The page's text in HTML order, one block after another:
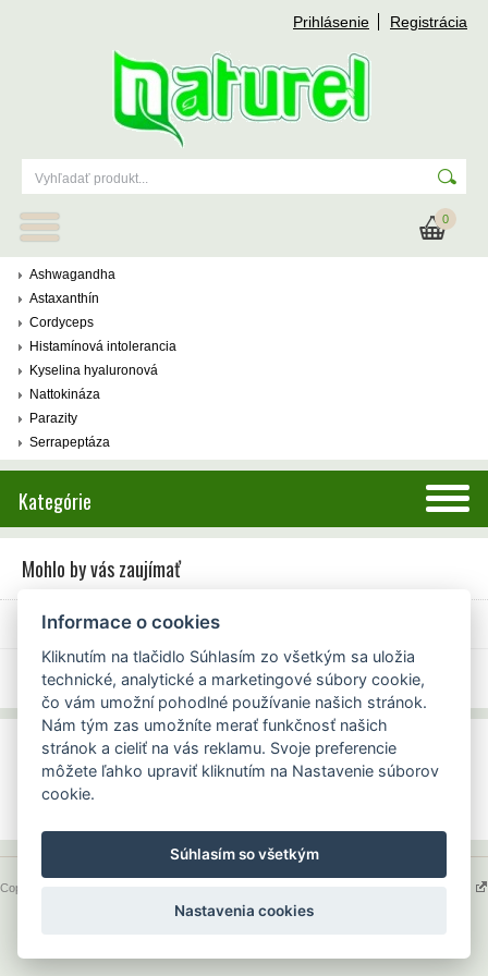
Prihlásenie Registrácia
0
Ashwagandha
Astaxanthín
Cordyceps
Histamínová intolerancia
Kyselina hyaluronová
Nattokináza
Parazity
Serrapeptáza
Kategórie
Mohlo by vás zaujímať
Úvod Mohlo by vás zaujímať
Objednávky
Informácie
Copyright 2015 - 2026 © naturel.sk
Informace o cookies
Kliknutím na tlačidlo Súhlasím zo všetkým sa uložia
technické, analytické a marketingové súbory cookie,
čo vám umožní pohodlné používanie našich stránok.
Nám tým zas umožníte merať funkčnosť našich
stránok a cieliť na vás reklamu. Svoje preferencie
môžete ľahko upraviť kliknutím na Nastavenie súborov
cookie.
Súhlasím so všetkým
Nastavenia cookies